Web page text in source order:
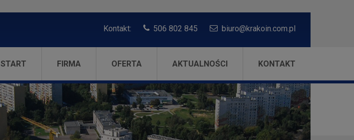
Kontakt: 506 802 845 biuro@krakoin.com.pl
START FIRMA OFERTA AKTUALNOŚCI KONTAKT